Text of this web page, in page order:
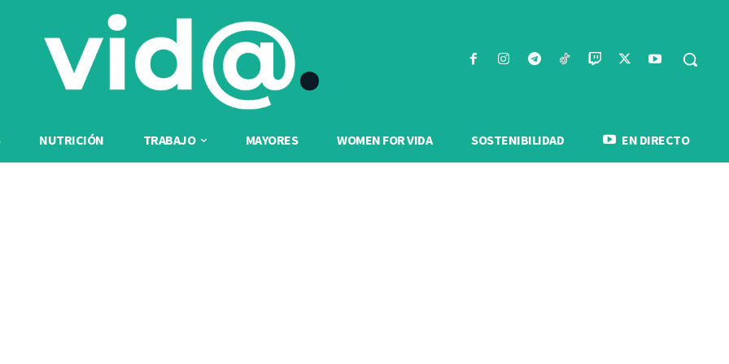
NUTRICIÓN TRABAJO MAYORES WOMEN FOR VIDA SOSTENIBILIDAD EN DIRECTO